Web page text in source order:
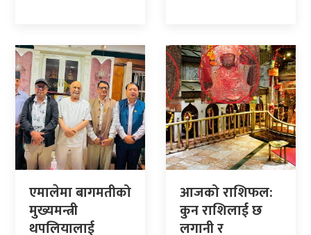
एमालेमा बागमतीको
मुख्यमन्त्री
थपलियालाई
आजको राशिफल:
कुन राशिलाई छ
लगानी र